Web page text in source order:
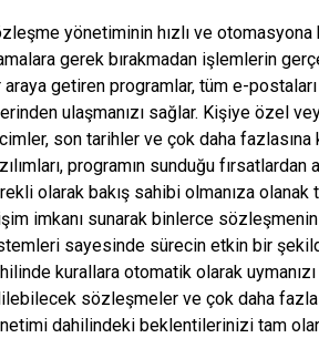
yönetiminin hızlı ve otomasyona
gerek bırakmadan işlemlerin
araya getiren programlar, tüm e-
ulaşmanızı sağlar. Kişiye özel
son tarihler ve çok daha
programın sunduğu
olarak bakış sahibi olmanıza
imkanı sunarak binlerce
sayesinde sürecin etkin bir
kurallara otomatik olarak
sözleşmeler ve çok daha
dahilindeki beklentilerinizi tam